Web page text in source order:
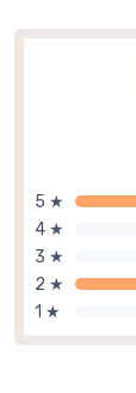
5 ★
4 ★
3 ★
2 ★
1 ★